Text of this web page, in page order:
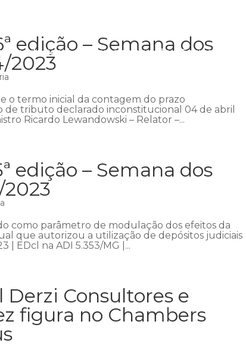
Institucional Áreas de atuação Equipe
edição – Semana dos
2023
o termo inicial da contagem do prazo
tributo declarado inconstitucional 04 de abril
Ricardo Lewandowski – Relator –...
edição – Semana dos
como parâmetro de modulação dos efeitos da
que autorizou a utilização de depósitos judiciais
| EDcl na ADI 5.353/MG |...
Derzi Consultores e
figura no Chambers